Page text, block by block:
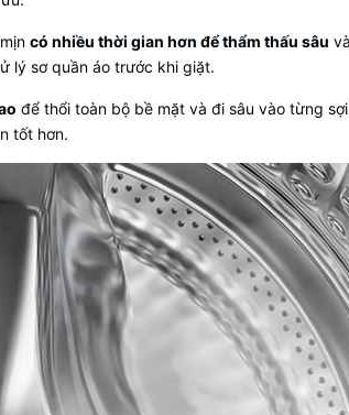
có nhiều thời gian hơn để thẩm thấu sâu
lý sơ quần áo trước khi giặt.
để thổi toàn bộ bề mặt và đi sâu vào từng
tốt hơn.